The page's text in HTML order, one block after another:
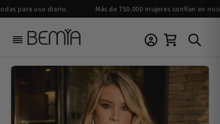
directamente
al contenido
para uso diario. Más de 750.000 mujeres confían en